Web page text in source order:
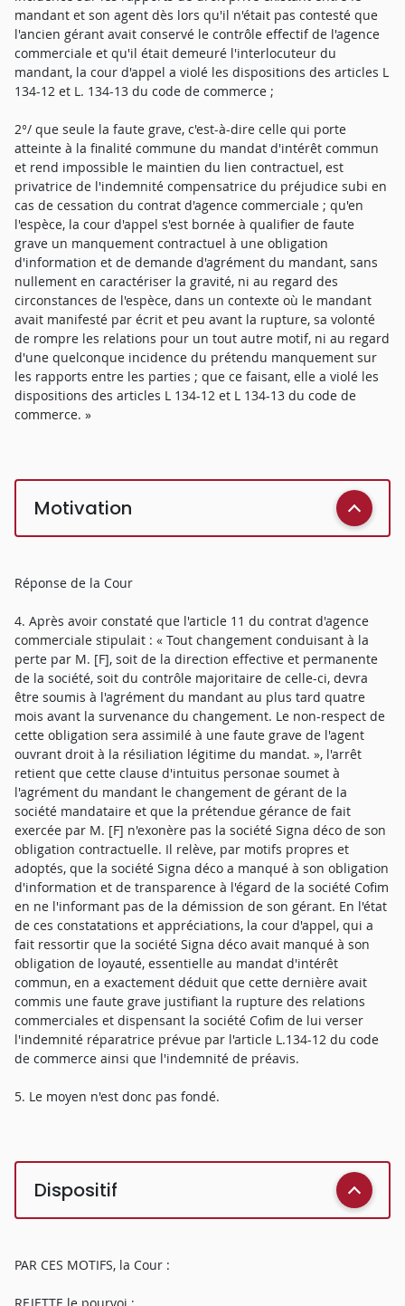
mandant et son agent dès lors qu'il n'était pas contesté que
l'ancien gérant avait conservé le contrôle effectif de l'agence
commerciale et qu'il était demeuré l'interlocuteur du
mandant, la cour d'appel a violé les dispositions des articles L
134-12 et L. 134-13 du code de commerce ;
2°/ que seule la faute grave, c'est-à-dire celle qui porte
atteinte à la finalité commune du mandat d'intérêt commun
et rend impossible le maintien du lien contractuel, est
privatrice de l'indemnité compensatrice du préjudice subi en
cas de cessation du contrat d'agence commerciale ; qu'en
l'espèce, la cour d'appel s'est bornée à qualifier de faute
grave un manquement contractuel à une obligation
d'information et de demande d'agrément du mandant, sans
nullement en caractériser la gravité, ni au regard des
circonstances de l'espèce, dans un contexte où le mandant
avait manifesté par écrit et peu avant la rupture, sa volonté
de rompre les relations pour un tout autre motif, ni au regard
d'une quelconque incidence du prétendu manquement sur
les rapports entre les parties ; que ce faisant, elle a violé les
dispositions des articles L 134-12 et L 134-13 du code de
commerce. »
Motivation
Réponse de la Cour
4. Après avoir constaté que l'article 11 du contrat d'agence
commerciale stipulait : « Tout changement conduisant à la
perte par M. [F], soit de la direction effective et permanente
de la société, soit du contrôle majoritaire de celle-ci, devra
être soumis à l'agrément du mandant au plus tard quatre
mois avant la survenance du changement. Le non-respect de
cette obligation sera assimilé à une faute grave de l'agent
ouvrant droit à la résiliation légitime du mandat. », l'arrêt
retient que cette clause d'intuitus personae soumet à
l'agrément du mandant le changement de gérant de la
société mandataire et que la prétendue gérance de fait
exercée par M. [F] n'exonère pas la société Signa déco de son
obligation contractuelle. Il relève, par motifs propres et
adoptés, que la société Signa déco a manqué à son obligation
d'information et de transparence à l'égard de la société Cofim
en ne l'informant pas de la démission de son gérant. En l'état
de ces constatations et appréciations, la cour d'appel, qui a
fait ressortir que la société Signa déco avait manqué à son
obligation de loyauté, essentielle au mandat d'intérêt
commun, en a exactement déduit que cette dernière avait
commis une faute grave justifiant la rupture des relations
commerciales et dispensant la société Cofim de lui verser
l'indemnité réparatrice prévue par l'article L.134-12 du code
de commerce ainsi que l'indemnité de préavis.
5. Le moyen n'est donc pas fondé.
Dispositif
PAR CES MOTIFS, la Cour :